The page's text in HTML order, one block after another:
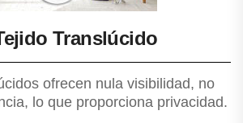
Translúcido
ofrecen nula visibilidad, no
lo que proporciona privacidad.